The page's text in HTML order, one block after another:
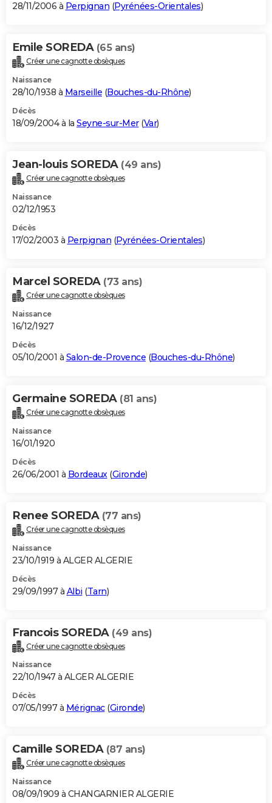
28/11/2006 à Perpignan (Pyrénées-Orientales)
Emile SOREDA (65 ans)
Créer une cagnotte obsèques
Naissance
28/10/1938 à Marseille (Bouches-du-Rhône)
Décès
18/09/2004 à la Seyne-sur-Mer(Var)
Jean-louis SOREDA (49 ans)
Créer une cagnotte obsèques
Naissance
02/12/1953
Décès
17/02/2003 à Perpignan (Pyrénées-Orientales)
Marcel SOREDA (73 ans)
Créer une cagnotte obsèques
Naissance
16/12/1927
Décès
05/10/2001 à Salon-de-Provence (Bouches-du-Rhône)
Germaine SOREDA (81 ans)
Créer une cagnotte obsèques
Naissance
16/01/1920
Décès
26/06/2001 à Bordeaux(Gironde)
Renee SOREDA (77 ans)
Créer une cagnotte obsèques
Naissance
23/10/1919 à ALGER ALGERIE
Décès
29/09/1997 à Albi (Tarn)
Francois SOREDA (49 ans)
Créer une cagnotte obsèques
Naissance
22/10/1947 à ALGER ALGERIE
Décès
07/05/1997 à Mérignac(Gironde)
Camille SOREDA (87 ans)
Créer une cagnotte obsèques
Naissance
08/09/1909 à CHANGARNIER ALGERIE